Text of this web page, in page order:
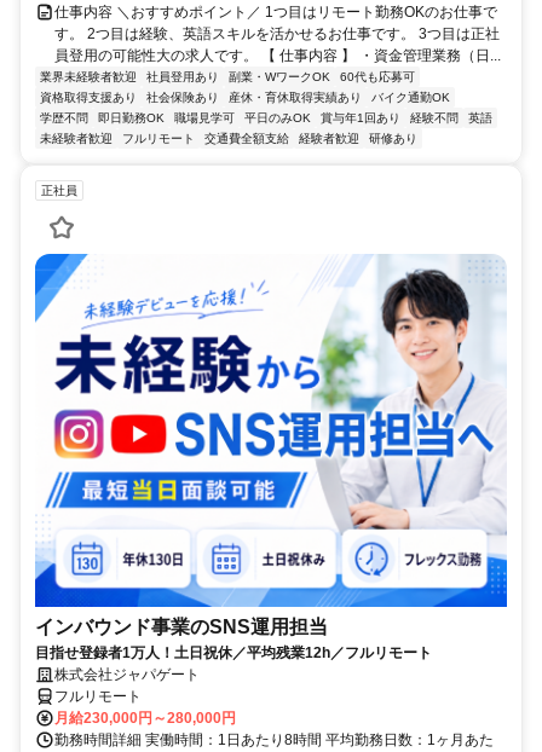
仕事内容 ＼おすすめポイント／ 1つ目はリモート勤務OKのお仕事で
す。 2つ目は経験、英語スキルを活かせるお仕事です。 3つ目は正社
員登用の可能性大の求人です。 【 仕事内容 】 ・資金管理業務（日...
業界未経験者歓迎 社員登用あり 副業・WワークOK
60代も応募可
資格取得支援あり
社会保険あり 産休・育休取得実績あり
バイク通勤OK
学歴不問
即日勤務OK 職場見学可 平日のみOK 賞与年1回あり 経験不問
英語
未経験者歓迎
フルリモート 交通費全額支給 経験者歓迎 研修あり
正社員
インバウンド事業のSNS運用担当
目指せ登録者1万人！土日祝休／平均残業12h／フルリモート
株式会社ジャパゲート
フルリモート
月給230,000円～280,000円
勤務時間詳細 実働時間：1日あたり8時間 平均勤務日数：1ヶ月あた